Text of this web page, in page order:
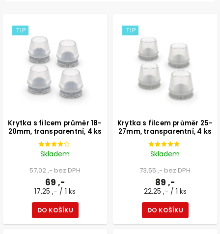
TIP
Krytka s filcem průměr 18-
20mm, transparentní, 4 ks
Skladem
57,02 ,- bez DPH
69 ,-
17,25 ,- / 1 ks
DO KOŠÍKU
TIP
Krytka s filcem průměr 25-
27mm, transparentní, 4 ks
Skladem
73,55 ,- bez DPH
89 ,-
22,25 ,- / 1 ks
DO KOŠÍKU